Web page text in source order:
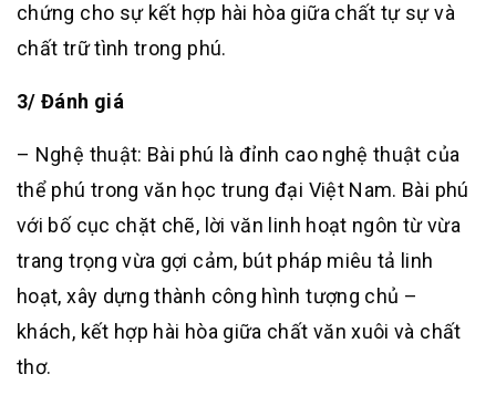
chứng cho sự kết hợp hài hòa giữa chất tự sự và
chất trữ tình trong phú.
3/ Đánh giá
– Nghệ thuật: Bài phú là đỉnh cao nghệ thuật của
thể phú trong văn học trung đại Việt Nam. Bài phú
với bố cục chặt chẽ, lời văn linh hoạt ngôn từ vừa
trang trọng vừa gợi cảm, bút pháp miêu tả linh
hoạt, xây dựng thành công hình tượng chủ –
khách, kết hợp hài hòa giữa chất văn xuôi và chất
thơ.